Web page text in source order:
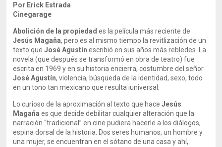
Por Erick Estrada
Cinegarage
Abolición de la propiedad es la película más reciente de
Jesús Magaña, pero es al mismo tiempo la revitlización de un
texto queJosé Agustín escribió en sus años más rebledes. La
novela (que después se transformó en obra de teatro) fue
escrita en 1969 y en su historia encierra, costumbre del señor
José Agustín, violencia, búsqueda de la identidad, sexo, todo
en un tono tan mexicano que resulta iuniversal.
Lo curioso de la aproximación al texto que haceJesús
Magaña es que decide debilitar cualquier alteración que la
narración “tradicional” en cine pudiera hacerle a los diálogos,
espina dorsal de la historia. Dos seres humanos, un hombre y
una mujer, se encuentran en el sótano de una casa y ahí,